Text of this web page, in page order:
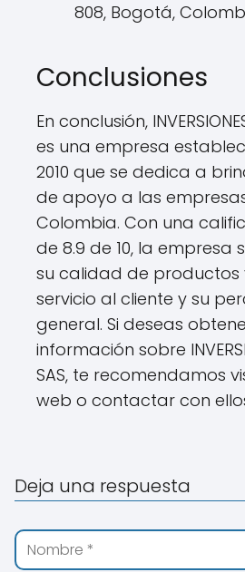
808, Bogotá,
Conclusiones
En conclusión,
es una empresa
2010 que se dedica a
de apoyo a las
Colombia. Con una
de 8.9 de 10, la empresa
su calidad de productos
servicio al cliente y su
general. Si deseas
información sobre
SAS, te recomendamos
web o contactar con
Deja una respuesta